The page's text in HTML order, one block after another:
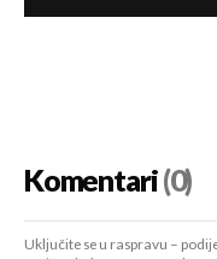
Komentari(0)
Uključite se u raspravu –